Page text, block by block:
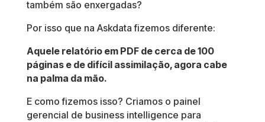
também são enxergadas?
Por isso que na Askdata fizemos diferente:
Aquele relatório em PDF de cerca de 100
páginas e de difícil assimilação, agora cabe
na palma da mão.
E como fizemos isso? Criamos o painel
gerencial de business intelligence para